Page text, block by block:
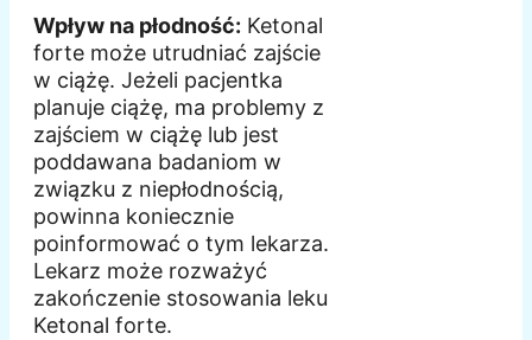
Wpływ na płodność: Ketonal
forte może utrudniać zajście
w ciążę. Jeżeli pacjentka
planuje ciążę, ma problemy z
zajściem w ciążę lub jest
poddawana badaniom w
związku z niepłodnością,
powinna koniecznie
poinformować o tym lekarza.
Lekarz może rozważyć
zakończenie stosowania leku
Ketonal forte.